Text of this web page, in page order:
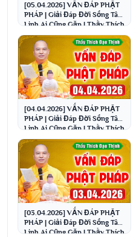
[05.04.2026] VẤN ĐÁP PHẬT
PHÁP | Giải Đáp Đời Sống Tâm
Linh Ai Cũng Gặp | Thầy Thích
Đạo Thịnh
[04.04.2026] VẤN ĐÁP PHẬT
PHÁP | Giải Đáp Đời Sống Tâm
Linh Ai Cũng Gặp | Thầy Thích
Đạo Thịnh
[03.04.2026] VẤN ĐÁP PHẬT
PHÁP | Giải Đáp Đời Sống Tâm
Linh Ai Cũng Gặp | Thầy Thích